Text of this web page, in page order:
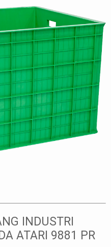
INDUSTRI
ATARI 9881 PR